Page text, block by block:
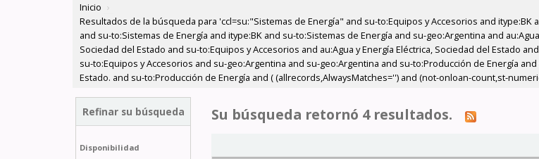
Inicio ›
Resultados de la búsqueda para 'ccl=su:"Sistemas de Energía" and su-to:Equipos y Accesorios and itype:BK
and su-to:Sistemas de Energía and itype:BK and su-to:Sistemas de Energía and su-geo:Argentina and
Sociedad del Estado and su-to:Equipos y Accesorios and au:Agua y Energía Eléctrica, Sociedad del Estado
su-to:Equipos y Accesorios and su-geo:Argentina and su-geo:Argentina and su-to:Producción de Energía
Estado. and su-to:Producción de Energía and ( (allrecords,AlwaysMatches='') and (not-onloan-count,st-
Refinar su búsqueda
Disponibilidad
Su búsqueda retornó 4 resultados.